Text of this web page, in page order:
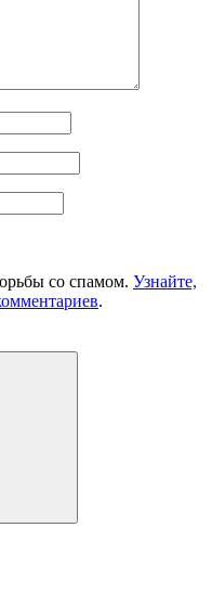
со спамом. Узнайте,
.